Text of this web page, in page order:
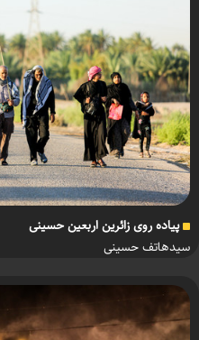
پیاده روی زائرین اربعین حسینی
سیدهاتف حسینی